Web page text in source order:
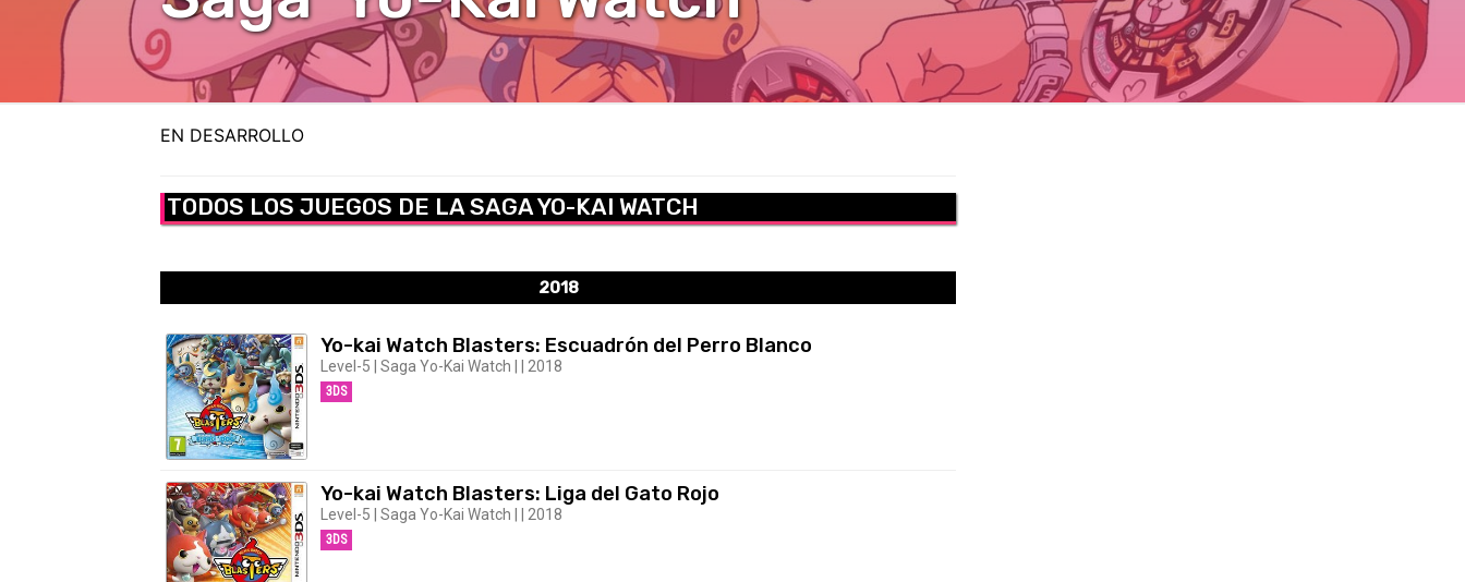
EN DESARROLLO
TODOS LOS JUEGOS DE LA SAGA YO-KAI WATCH
2018
Yo-kai Watch Blasters: Escuadrón del Perro Blanco
Level-5 | Saga Yo-Kai Watch | | 2018
3DS
Yo-kai Watch Blasters: Liga del Gato Rojo
Level-5 | Saga Yo-Kai Watch | | 2018
3DS